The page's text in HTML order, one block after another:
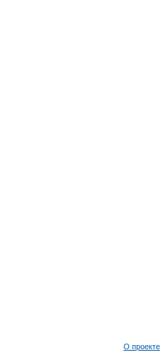
О проекте